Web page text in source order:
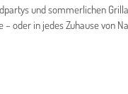
und sommerlichen
oder in jedes Zuhause von